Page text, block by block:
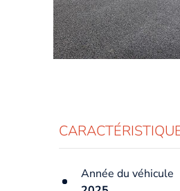
Année du véhicule